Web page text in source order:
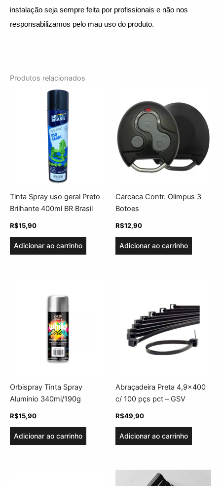
instalação seja sempre feita por profissionais e não nos
responsabilizamos pelo mau uso do produto.
Produtos relacionados
Tinta Spray uso geral Preto
Brilhante 400ml BR Brasil
R$15,90
Adicionar ao carrinho
Carcaca Contr. Olimpus 3
Botoes
R$12,90
Adicionar ao carrinho
Orbispray Tinta Spray
Aluminio 340ml/190g
R$15,90
Adicionar ao carrinho
Abraçadeira Preta 4,9×400
c/ 100 pçs pct – GSV
R$49,90
Adicionar ao carrinho